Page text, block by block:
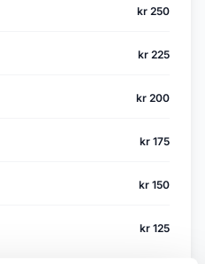
kr 250
kr 225
kr 200
kr 175
kr 150
kr 125